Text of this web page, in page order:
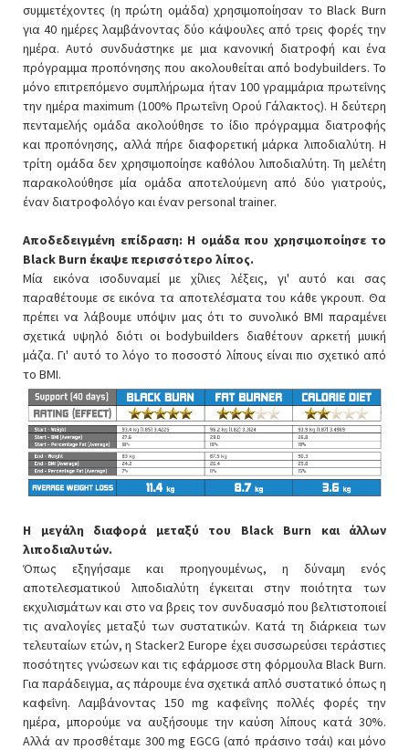
συμμετέχοντες (η πρώτη ομάδα) χρησιμοποίησαν το Black Burn
για 40 ημέρες λαμβάνοντας δύο κάψουλες από τρεις φορές την
ημέρα. Αυτό συνδυάστηκε με μια κανονική διατροφή και ένα
πρόγραμμα προπόνησης που ακολουθείται από bodybuilders. Το
μόνο επιτρεπόμενο συμπλήρωμα ήταν 100 γραμμάρια πρωτεΐνης
την ημέρα maximum (100% Πρωτεΐνη Ορού Γάλακτος). Η δεύτερη
πενταμελής ομάδα ακολούθησε το ίδιο πρόγραμμα διατροφής
και προπόνησης, αλλά πήρε διαφορετική μάρκα λιποδιαλύτη. Η
τρίτη ομάδα δεν χρησιμοποίησε καθόλου λιποδιαλύτη. Τη μελέτη
παρακολούθησε μία ομάδα αποτελούμενη από δύο γιατρούς,
έναν διατροφολόγο και έναν personal trainer.
Αποδεδειγμένη επίδραση: Η ομάδα που χρησιμοποίησε το
Black Burn έκαψε περισσότερο λίπος.
Μία εικόνα ισοδυναμεί με χίλιες λέξεις, γι' αυτό και σας
παραθέτουμε σε εικόνα τα αποτελέσματα του κάθε γκρουπ. Θα
πρέπει να λάβουμε υπόψιν μας ότι το συνολικό BMI παραμένει
σχετικά υψηλό διότι οι bodybuilders διαθέτουν αρκετή μυική
μάζα. Γι' αυτό το λόγο το ποσοστό λίπους είναι πιο σχετικό από
το BMI.
Η μεγάλη διαφορά μεταξύ του Black Burn και άλλων
λιποδιαλυτών.
Όπως εξηγήσαμε και προηγουμένως, η δύναμη ενός
αποτελεσματικού λιποδιαλύτη έγκειται στην ποιότητα των
εκχυλισμάτων και στο να βρεις τον συνδυασμό που βελτιστοποιεί
τις αναλογίες μεταξύ των συστατικών. Κατά τη διάρκεια των
τελευταίων ετών, η Stacker2 Europe έχει συσσωρεύσει τεράστιες
ποσότητες γνώσεων και τις εφάρμοσε στη φόρμουλα Black Burn.
Για παράδειγμα, ας πάρουμε ένα σχετικά απλό συστατικό όπως η
καφεΐνη. Λαμβάνοντας 150 mg καφεΐνης πολλές φορές την
ημέρα, μπορούμε να αυξήσουμε την καύση λίπους κατά 30%.
Αλλά αν προσθέταμε 300 mg EGCG (από πράσινο τσάι) και μόνο